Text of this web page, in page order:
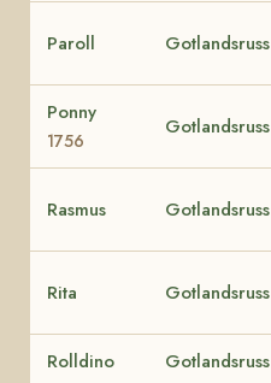
Paroll Gotlandsruss
Ponny
1756
Gotlandsruss
Rasmus Gotlandsruss
Rita Gotlandsruss
Rolldino Gotlandsruss